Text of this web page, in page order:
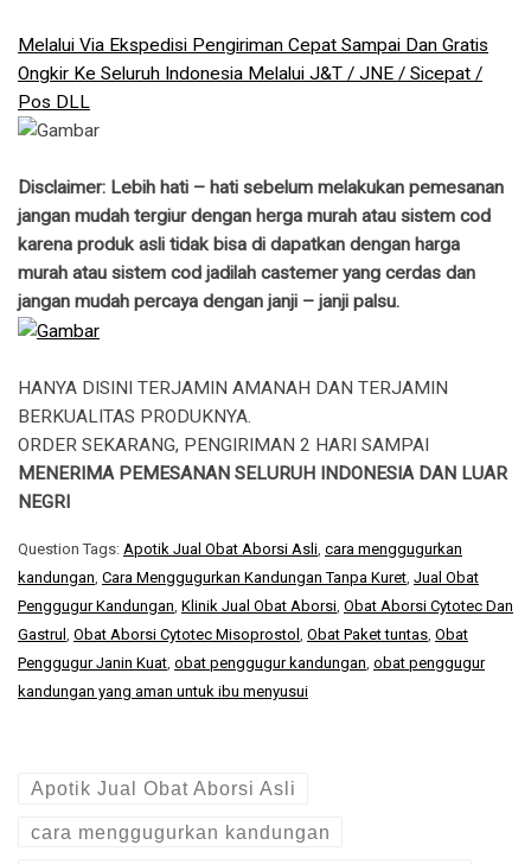
Melalui Via Ekspedisi Pengiriman Cepat Sampai Dan Gratis
Ongkir Ke Seluruh Indonesia Melalui J&T / JNE / Sicepat /
Pos DLL
Disclaimer: Lebih hati – hati sebelum melakukan pemesanan
jangan mudah tergiur dengan herga murah atau sistem cod
karena produk asli tidak bisa di dapatkan dengan harga
murah atau sistem cod jadilah castemer yang cerdas dan
jangan mudah percaya dengan janji – janji palsu.
HANYA DISINI TERJAMIN AMANAH DAN TERJAMIN
BERKUALITAS PRODUKNYA.
ORDER SEKARANG, PENGIRIMAN 2 HARI SAMPAI
MENERIMA PEMESANAN SELURUH INDONESIA DAN LUAR
NEGRI
Question Tags: Apotik Jual Obat Aborsi Asli, cara menggugurkan
kandungan, Cara Menggugurkan Kandungan Tanpa Kuret, Jual Obat
Penggugur Kandungan, Klinik Jual Obat Aborsi, Obat Aborsi Cytotec Dan
Gastrul , Obat Aborsi Cytotec Misoprostol , Obat Paket tuntas, Obat
Penggugur Janin Kuat, obat penggugur kandungan, obat penggugur
kandungan yang aman untuk ibu menyusui
Apotik Jual Obat Aborsi Asli
cara menggugurkan kandungan